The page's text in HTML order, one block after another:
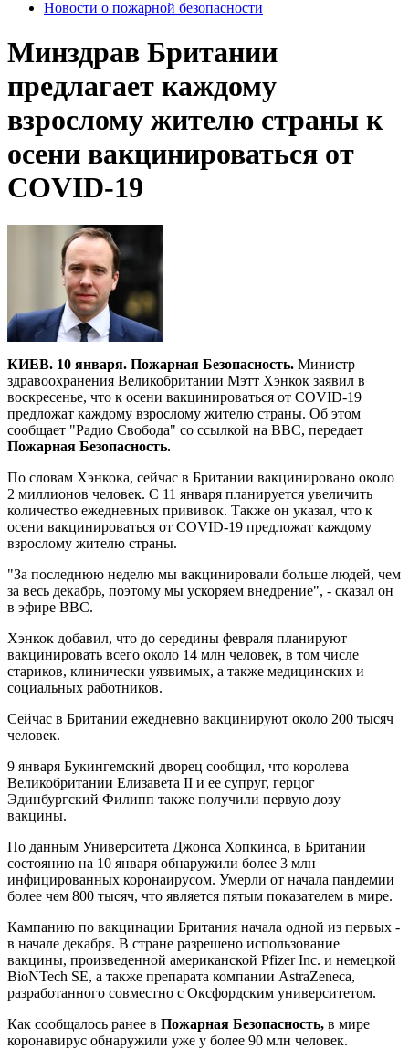
Новости о пожарной безопасности
Минздрав Британии
предлагает каждому
взрослому жителю страны к
осени вакцинироваться от
COVID-19
КИЕВ. 10 января. Пожарная Безопасность. Министр
здравоохранения Великобритании Мэтт Хэнкок заявил в
воскресенье, что к осени вакцинироваться от COVID-19
предложат каждому взрослому жителю страны. Об этом
сообщает "Радио Свобода" со ссылкой на BBC, передает
Пожарная Безопасность.
По словам Хэнкока, сейчас в Британии вакцинировано около
2 миллионов человек. С 11 января планируется увеличить
количество ежедневных прививок. Также он указал, что к
осени вакцинироваться от COVID-19 предложат каждому
взрослому жителю страны.
"За последнюю неделю мы вакцинировали больше людей, чем
за весь декабрь, поэтому мы ускоряем внедрение", - сказал он
в эфире ВВС.
Хэнкок добавил, что до середины февраля планируют
вакцинировать всего около 14 млн человек, в том числе
стариков, клинически уязвимых, а также медицинских и
социальных работников.
Сейчас в Британии ежедневно вакцинируют около 200 тысяч
человек.
9 января Букингемский дворец сообщил, что королева
Великобритании Елизавета II и ее супруг, герцог
Эдинбургский Филипп также получили первую дозу
вакцины.
По данным Университета Джонса Хопкинса, в Британии
состоянию на 10 января обнаружили более 3 млн
инфицированных коронаирусом. Умерли от начала пандемии
более чем 800 тысяч, что является пятым показателем в мире.
Кампанию по вакцинации Британия начала одной из первых -
в начале декабря. В стране разрешено использование
вакцины, произведенной американской Pfizer Inc. и немецкой
BioNTech SE, а также препарата компании AstraZeneca,
разработанного совместно с Оксфордским университетом.
Как сообщалось ранее в Пожарная Безопасность, в мире
коронавирус обнаружили уже у более 90 млн человек.